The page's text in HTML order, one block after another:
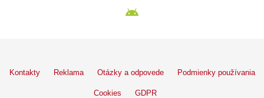
Kontakty Reklama Otázky a odpovede Podmienky používania
Cookies GDPR